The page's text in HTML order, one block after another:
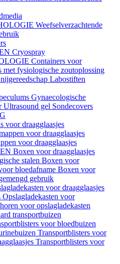
Weefselverzachtende
Cryospray
Containers voor
met fysiologische zoutoplossing
Labostiften
Gynaecologische
Ultrasound gel Sondecovers
voor draagglaasjes
voor draagglaasjes
voor draagglaasjes
Boxen voor draagglaasjes
stalen Boxen voor
bloedafname Boxen voor
gebruik
voor draagglaasjes
Opslagladekasten voor
voor opslagladekasten
transportbuizen
voor bloedbuizen
Transportblisters voor
Transportblisters voor